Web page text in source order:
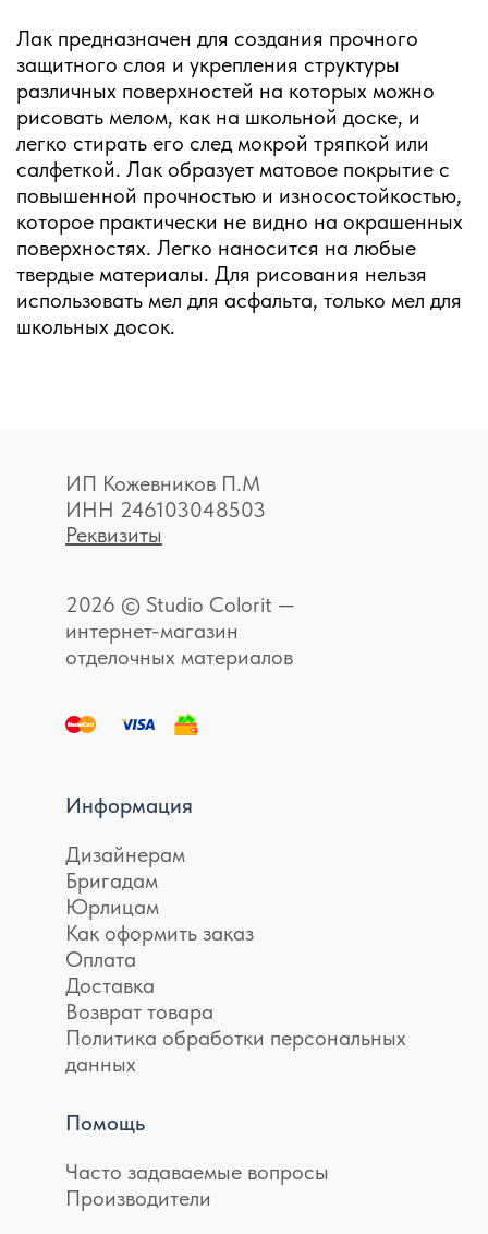
Лак предназначен для создания прочного
защитного слоя и укрепления структуры
различных поверхностей на которых можно
рисовать мелом, как на школьной доске, и
легко стирать его след мокрой тряпкой или
салфеткой. Лак образует матовое покрытие с
повышенной прочностью и износостойкостью,
которое практически не видно на окрашенных
поверхностях. Легко наносится на любые
твердые материалы. Для рисования нельзя
использовать мел для асфальта, только мел для
школьных досок.
ИП Кожевников П.М
ИНН 246103048503
Реквизиты
2026 © Studio Colorit —
интернет-магазин
отделочных материалов
Информация
Дизайнерам
Бригадам
Юрлицам
Как оформить заказ
Оплата
Доставка
Возврат товара
Политика обработки персональных
данных
Помощь
Часто задаваемые вопросы
Производители